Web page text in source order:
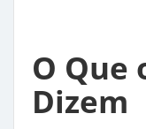
O Que
Dizem